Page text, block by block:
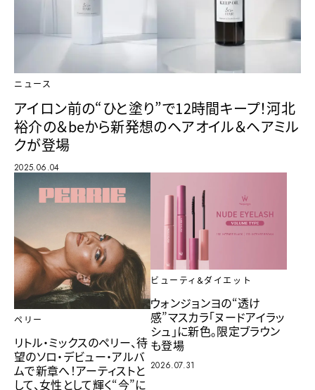
ニュース
アイロン前の“ひと塗り”で12時間キープ！河北
裕介の＆beから新発想のヘアオイル＆ヘアミル
クが登場
2025.06.04
ペリー
リトル・ミックスのペリー、待
望のソロ・デビュー・アルバ
ムで新章へ！アーティストと
して、女性として輝く“今”に
ビューティ&ダイエット
ウォンジョンヨの“透け
感”マスカラ「ヌードアイラッ
シュ」に新色。限定ブラウン
も登場
2026.07.31